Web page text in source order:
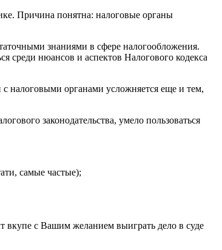
Причина понятна: налоговые органы
знаниями в сфере налогообложения.
нюансов и аспектов Налогового кодекса
налоговыми органами усложняется еще и тем,
законодательства, умело пользоваться
самые частые);
с Вашим желанием выиграть дело в суде